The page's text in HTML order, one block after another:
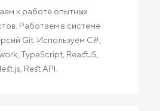
к работе опытных
Работаем в системе
Git. Используем C#,
TypeScript, ReactJS,
Rest API.